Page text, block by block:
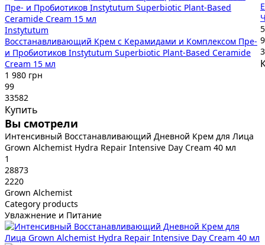
Instytutum
Восстанавливающий Крем с Керамидами и Комплексом Пре-
и Пробиотиков Instytutum Superbiotic Plant-Based Ceramide
Cream 15 мл
1 980 грн
99
33582
Купить
Вы смотрели
Интенсивный Восстанавливающий Дневной Крем для Лица
Grown Alchemist Hydra Repair Intensive Day Cream 40 мл
1
28873
2220
Grown Alchemist
Category products
Увлажнение и Питание